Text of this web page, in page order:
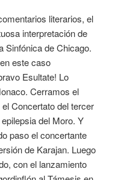
literarios, el
interpretación de
Sinfónica de Chicago.
este caso
Esultate! Lo
Cerramos el
Concertato del tercer
del Moro. Y
paso el concertante
de Karajan. Luego
con el lanzamiento